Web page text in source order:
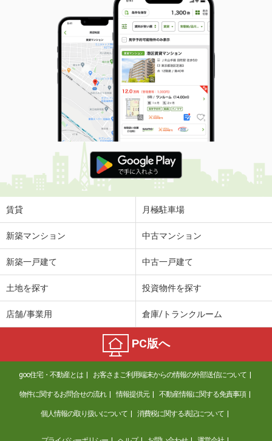
42.11m²
間取り
1LDK
香川県高松市三谷町
価 格
5万円
住 所
香川県高松市三谷町
専有面積 45.09m²
間取り
1LDK
香川県高松市林町
価 格
3.80万円
住 所
香川県高松市林町
専有面積
香川県高松市太田上町
4.50万円
香川県綾歌郡宇多津町浜四番丁
6万円
住 所
香川県綾歌郡宇多津町浜四番丁
専有面積 40.07m²
間取り
1LDK
香川県高松市国分寺町新居
賃貸 月極駐車場
新築マンション 中古マンション
新築一戸建て 中古一戸建て
土地を探す 投資物件を探す
店舗/事業用 倉庫/トランクルーム
PC版へ
goo住宅・不動産とは お客さまご利用端末からの情報の外部送信について
物件に関するお問合せの流れ 情報提供元 不動産情報に関する免責事項
個人情報の取り扱いについて 消費税に関する表記について